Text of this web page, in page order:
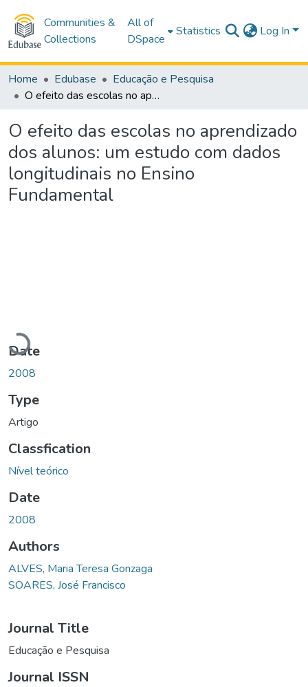
Communities &
Collections
All of
DSpace
Statistics Log In
Home Edubase
Educação e Pesquisa
O efeito das escolas no aprendizado dos alunos: um estudo com dados longitudinais no Ensino Fundamental
O efeito das escolas no aprendizado
dos alunos: um estudo com dados
longitudinais no Ensino
Fundamental
Loading...
Date
2008
Type
Artigo
Classfication
Nível teórico
Date
2008
Authors
ALVES, Maria Teresa Gonzaga
SOARES, José Francisco
Journal Title
Educação e Pesquisa
Journal ISSN